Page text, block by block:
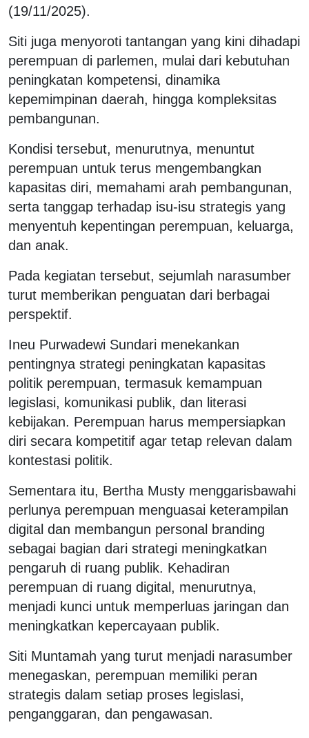
(19/11/2025).
Siti juga menyoroti tantangan yang kini dihadapi
perempuan di parlemen, mulai dari kebutuhan
peningkatan kompetensi, dinamika
kepemimpinan daerah, hingga kompleksitas
pembangunan.
Kondisi tersebut, menurutnya, menuntut
perempuan untuk terus mengembangkan
kapasitas diri, memahami arah pembangunan,
serta tanggap terhadap isu-isu strategis yang
menyentuh kepentingan perempuan, keluarga,
dan anak.
Pada kegiatan tersebut, sejumlah narasumber
turut memberikan penguatan dari berbagai
perspektif.
Ineu Purwadewi Sundari menekankan
pentingnya strategi peningkatan kapasitas
politik perempuan, termasuk kemampuan
legislasi, komunikasi publik, dan literasi
kebijakan. Perempuan harus mempersiapkan
diri secara kompetitif agar tetap relevan dalam
kontestasi politik.
Sementara itu, Bertha Musty menggarisbawahi
perlunya perempuan menguasai keterampilan
digital dan membangun personal branding
sebagai bagian dari strategi meningkatkan
pengaruh di ruang publik. Kehadiran
perempuan di ruang digital, menurutnya,
menjadi kunci untuk memperluas jaringan dan
meningkatkan kepercayaan publik.
Siti Muntamah yang turut menjadi narasumber
menegaskan, perempuan memiliki peran
strategis dalam setiap proses legislasi,
penganggaran, dan pengawasan.